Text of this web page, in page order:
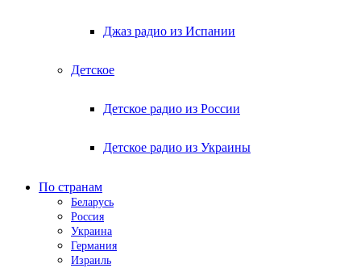
Джаз радио из Испании
Детское
Детское радио из России
Детское радио из Украины
По странам
Беларусь
Россия
Украина
Германия
Израиль